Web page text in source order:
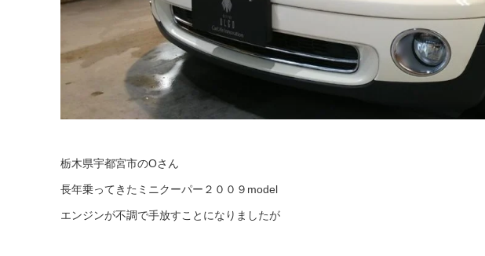
栃木県宇都宮市のOさん
長年乗ってきたミニクーパー２００９model
エンジンが不調で手放すことになりましたが